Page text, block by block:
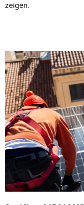
zeigen.